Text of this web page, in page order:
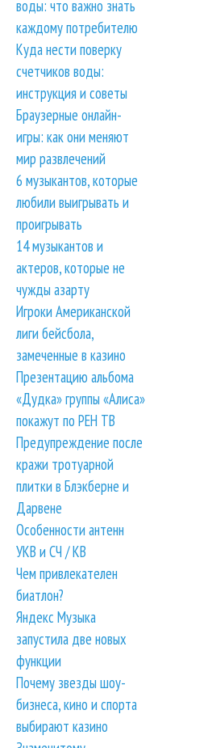
воды: что важно знать
каждому потребителю
Куда нести поверку
счетчиков воды:
инструкция и советы
Браузерные онлайн-
игры: как они меняют
мир развлечений
6 музыкантов, которые
любили выигрывать и
проигрывать
14 музыкантов и
актеров, которые не
чужды азарту
Игроки Американской
лиги бейсбола,
замеченные в казино
Презентацию альбома
«Дудка» группы «Алиса»
покажут по РЕН ТВ
Предупреждение после
кражи тротуарной
плитки в Блэкберне и
Дарвене
Особенности антенн
УКВ и СЧ / КВ
Чем привлекателен
биатлон?
Яндекс Музыка
запустила две новых
функции
Почему звезды шоу-
бизнеса, кино и спорта
выбирают казино